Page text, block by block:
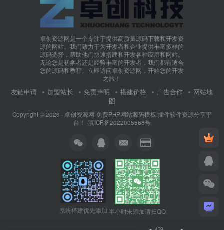
卓创资源网是一个专注于提供高质量源码下载和开发资
源的网站。我们致力于为开发者和企业提供丰富多样的
源码选择，帮助他们快速搭建和开发各种应用和网站。
无论您是初学者还是经验丰富的开发者，我们都有适合
您的源码和教程。立即访问卓创资源网，开始您的开发
之旅！
友链申请 加盟站长 免责声明 搭建价格 广告合作
网站地
图
Copyright © 2026 · 卓创资源网-免费PHP网站源码模板,插件软件资源分享平
台！ ·滇ICP备2022005568号
系统搭建优先添加 半小时未添加请扫QQ